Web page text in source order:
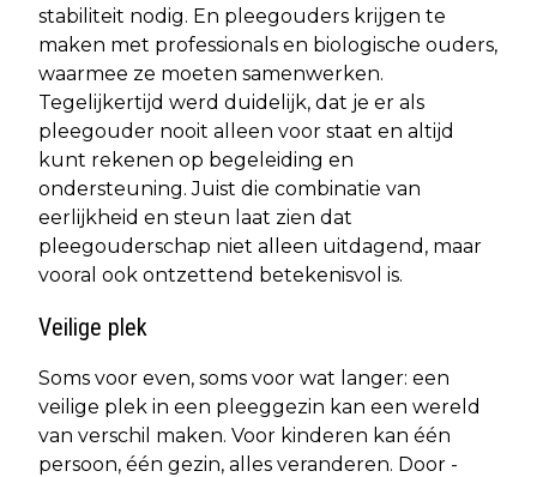
stabiliteit nodig. En pleegouders krijgen te
maken met professionals en biologische ouders,
waarmee ze moeten samenwerken.
Tegelijkertijd werd duidelijk, dat je er als
pleegouder nooit alleen voor staat en altijd
kunt rekenen op begeleiding en
ondersteuning. Juist die combinatie van
eerlijkheid en steun laat zien dat
pleegouderschap niet alleen uitdagend, maar
vooral ook ontzettend betekenisvol is.
Veilige plek
Soms voor even, soms voor wat langer: een
veilige plek in een pleeggezin kan een wereld
van verschil maken. Voor kinderen kan één
persoon, één gezin, alles veranderen. Door -